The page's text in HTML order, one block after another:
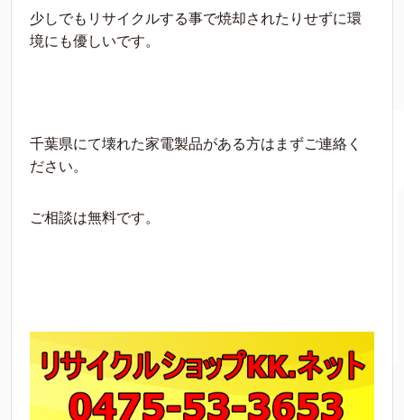
少しでもリサイクルする事で焼却されたりせずに環
境にも優しいです。
千葉県にて壊れた家電製品がある方はまずご連絡く
ださい。
ご相談は無料です。